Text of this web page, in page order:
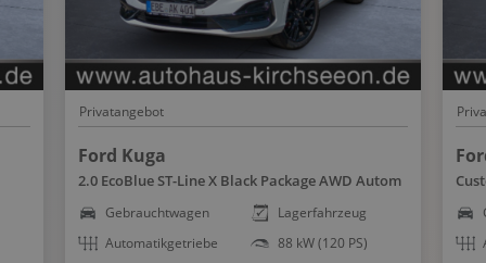
Spracheingabesystem
Spurhalteassistent
Start-Stopp System
Totwinkel-Assistent
Touchscreen Bedienung
USB Anschluss, Bluetooth Audiostreaming
Verkehrszeichenerkennung
Wegfahrsperre
Privatangebot
Ford Kuga
2.0 EcoBlue ST-Line X Black Package AWD Autom
Gebrauchtwagen
Automatikgetriebe
Lagerfahrzeug
88 kW (120 PS)